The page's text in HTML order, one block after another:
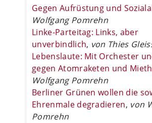
Gegen Aufrüstung und
Wolfgang Pomrehn
Linke-Parteitag: Links, aber
unverbindlich, von Thies
Lebenslaute: Mit Orchester
gegen Atomraketen und
Wolfgang Pomrehn
Berliner Grünen wollen die
Ehrenmale degradieren, von
Pomrehn